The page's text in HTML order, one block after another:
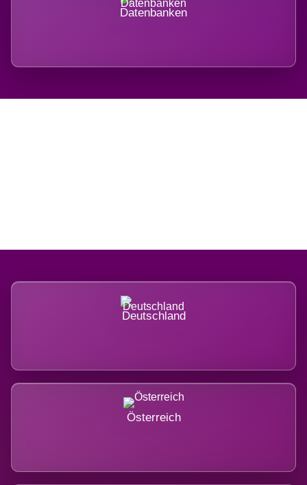
Datenbanken
Deutschland
Österreich